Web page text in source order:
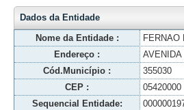
Dados da Entidade
Nome da Entidade :
FERNAO
Endereço :
Cód.Município :
355030
CEP :
05420000
Sequencial Entidade: